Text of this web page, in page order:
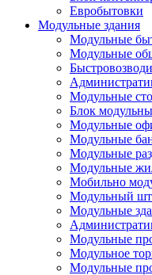
Евробытовки
Модульные здания
Модульные
Модульные
Модульные
Блок
Модульные
Модульные
Модульные
Модульные
Мобильно
Модульный
Модульные
Модульные
Модульное
Модульные